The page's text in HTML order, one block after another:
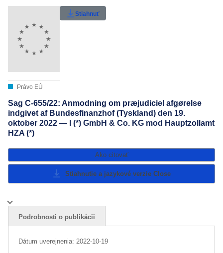
Právo EÚ
Stiahnuť
Sag C-655/22: Anmodning om præjudiciel afgørelse
indgivet af Bundesfinanzhof (Tyskland) den 19.
oktober 2022 — I (*) GmbH & Co. KG mod Hauptzollamt
HZA (*)
Ako citovať
Stiahnutie a jazykové verzie Close
Podrobnosti o publikácii
Dátum uverejnenia: 2022-10-19